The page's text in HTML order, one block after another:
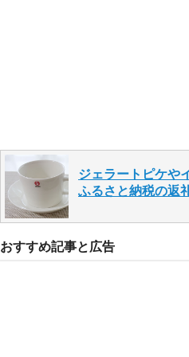
ジェラートピケや
ふるさと納税の返
おすすめ記事と広告